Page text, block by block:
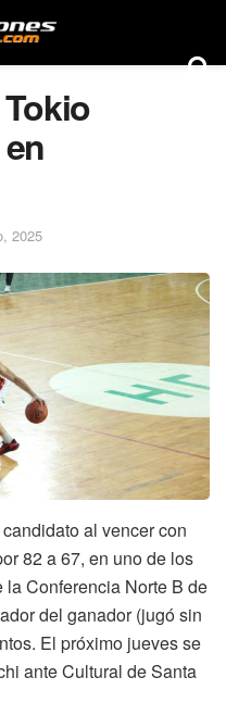
2025
al vencer con
82 a 67, en uno de los
Conferencia Norte B de
del ganador (jugó sin
El próximo jueves se
ante Cultural de Santa